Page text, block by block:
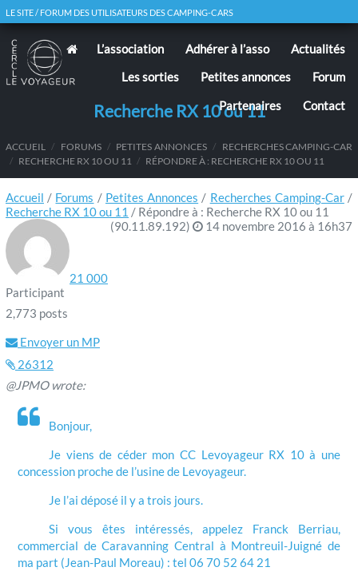
LE SITE / FORUM DES UTILISATEURS DES CAMPING-CARS
L’association Adhérer à l’asso
Actualités
Les sorties
Petites annonces
Forum
Partenaires
Contact
Recherche RX 10 ou 11
ACCUEIL / FORUMS / PETITES ANNONCES / RECHERCHES CAMPING-CAR
/ RECHERCHE RX 10 OU 11 / RÉPONDRE À : RECHERCHE RX 10 OU 11
Accueil / Forums / Petites Annonces / Recherches Camping-Car /
Recherche RX 10 ou 11 / Répondre à : Recherche RX 10 ou 11
(90.11.89.192)
14 novembre 2016 à 16h37
21 000
Participant
2,773 posts
Envoyer un MP
26312
@JPMO wrote:
Bonjour,
Je viens de céder mon CC Levoyageur RX 10 à une
concession proche de l’usine de Levoyageur.
Je l’ai déposé il y a trois jours.
Si vous êtes intéressés, appelez Franck Berriau,
commercial de Caravanning Central à Montreuil-Juigné de
ma part (Jean-Paul Moreau) : tel 06 70 52 64 21